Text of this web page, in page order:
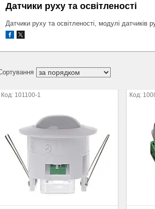
Датчики руху та освітленості
Датчики руху та освітленості, модулі датчиків
101100-1